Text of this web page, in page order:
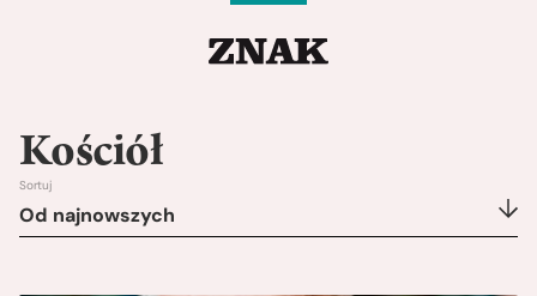
Kościół
Sortuj
Od najnowszych